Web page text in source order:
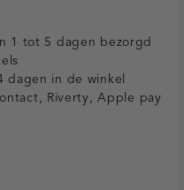
1 tot 5 dagen bezorgd
dagen in de winkel
Riverty, Apple pay